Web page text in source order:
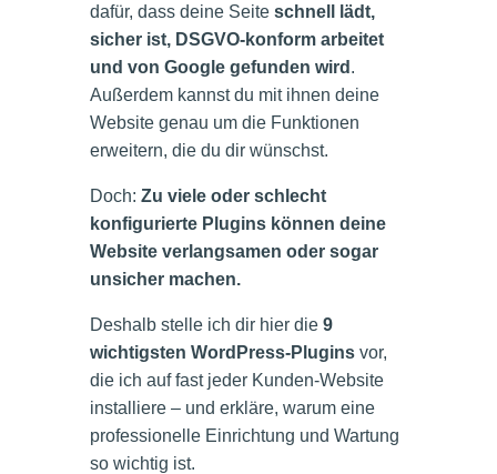
dafür, dass deine Seite schnell lädt,
sicher ist, DSGVO-konform arbeitet
und von Google gefunden wird .
Außerdem kannst du mit ihnen deine
Website genau um die Funktionen
erweitern, die du dir wünschst.
Doch: Zu viele oder schlecht
konfigurierte Plugins können deine
Website verlangsamen oder sogar
unsicher machen.
Deshalb stelle ich dir hier die 9
wichtigsten WordPress-Pluginsvor,
die ich auf fast jeder Kunden-Website
installiere – und erkläre, warum eine
professionelle Einrichtung und Wartung
so wichtig ist.